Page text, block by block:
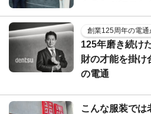
創業125周年の電通
125年磨き続け
財の才能を掛け
の電通
こんな服装では